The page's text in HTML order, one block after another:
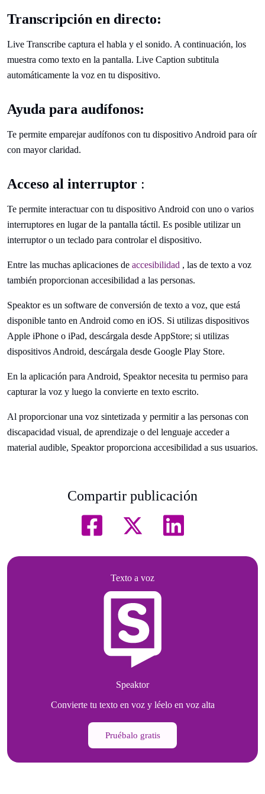
Transcripción en directo:
Live Transcribe captura el habla y el sonido. A continuación, los
muestra como texto en la pantalla. Live Caption subtitula
automáticamente la voz en tu dispositivo.
Ayuda para audífonos:
Te permite emparejar audífonos con tu dispositivo Android para oír
con mayor claridad.
Acceso al interruptor :
Te permite interactuar con tu dispositivo Android con uno o varios
interruptores en lugar de la pantalla táctil. Es posible utilizar un
interruptor o un teclado para controlar el dispositivo.
Entre las muchas aplicaciones de accesibilidad , las de texto a voz
también proporcionan accesibilidad a las personas.
Speaktor es un software de conversión de texto a voz, que está
disponible tanto en Android como en iOS. Si utilizas dispositivos
Apple iPhone o iPad, descárgala desde AppStore; si utilizas
dispositivos Android, descárgala desde Google Play Store.
En la aplicación para Android, Speaktor necesita tu permiso para
capturar la voz y luego la convierte en texto escrito.
Al proporcionar una voz sintetizada y permitir a las personas con
discapacidad visual, de aprendizaje o del lenguaje acceder a
material audible, Speaktor proporciona accesibilidad a sus usuarios.
Compartir publicación
Texto a voz
Speaktor
Convierte tu texto en voz y léelo en voz alta
Pruébalo gratis